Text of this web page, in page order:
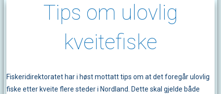
Tips om ulovlig
kveitefiske
Fiskeridirektoratet har i høst mottatt tips om at det foregår ulovlig
fiske etter kveite flere steder i Nordland. Dette skal gjelde både